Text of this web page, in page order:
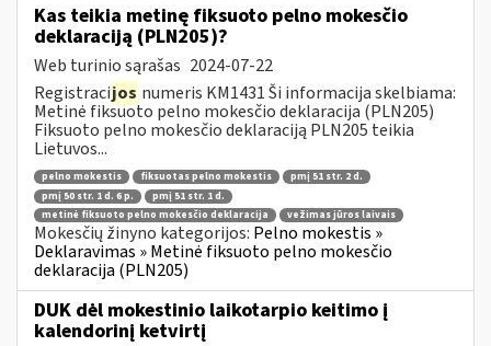
Kas teikia metinę fiksuoto pelno mokesčio
deklaraciją (PLN205)?
Web turinio sąrašas 2024-07-22
Registracijos numeris KM1431 Ši informacija skelbiama:
Metinė fiksuoto pelno mokesčio deklaracija (PLN205)
Fiksuoto pelno mokesčio deklaraciją PLN205 teikia
Lietuvos...
pelno mokestis fiksuotas pelno mokestis
pmį 51 str. 2 d.
pmį 50 str. 1 d. 6 p.
pmį 51 str. 1 d.
metinė fiksuoto pelno mokesčio deklaracija
vežimas jūros laivais
Mokesčių žinyno kategorijos: Pelno mokestis »
Deklaravimas » Metinė fiksuoto pelno mokesčio
deklaracija (PLN205)
DUK dėl mokestinio laikotarpio keitimo į
kalendorinį ketvirtį